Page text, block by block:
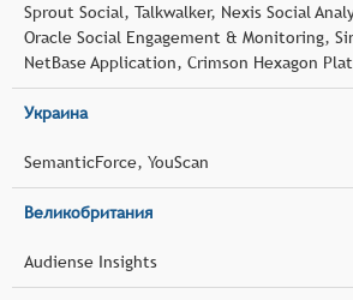
Sprout Social, Talkwalker, Nexis Social
Oracle Social Engagement & Monitoring,
NetBase Application, Crimson Hexagon
Украина
SemanticForce, YouScan
Великобритания
Audiense Insights